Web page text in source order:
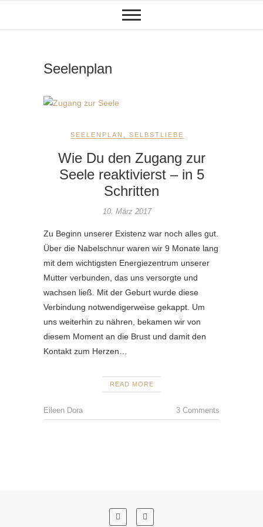
Seelenplan
SEELENPLAN SELBSTLIEBE
Wie Du den Zugang zur
Seele reaktivierst – in 5
Schritten
10. März 2017
Zu Beginn unserer Existenz war noch alles gut.
Über die Nabelschnur waren wir 9 Monate lang
mit dem wichtigsten Energiezentrum unserer
Mutter verbunden, das uns versorgte und
wachsen ließ. Mit der Geburt wurde diese
Verbindung notwendigerweise gekappt. Um
uns weiterhin zu nähren, bekamen wir von
diesem Moment an die Brust und damit den
Kontakt zum Herzen…
READ MORE
Eileen Dora 3 Comments